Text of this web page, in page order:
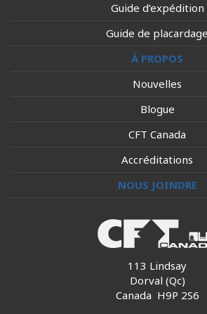
Guide d’expédition
Guide de placardage
À PROPOS
Nouvelles
Blogue
CFT Canada
Accréditations
NOUS JOINDRE
113 Lindsay
Dorval (Qc)
Canada H9P 2S6